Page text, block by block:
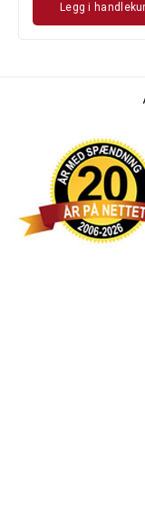
Legg i